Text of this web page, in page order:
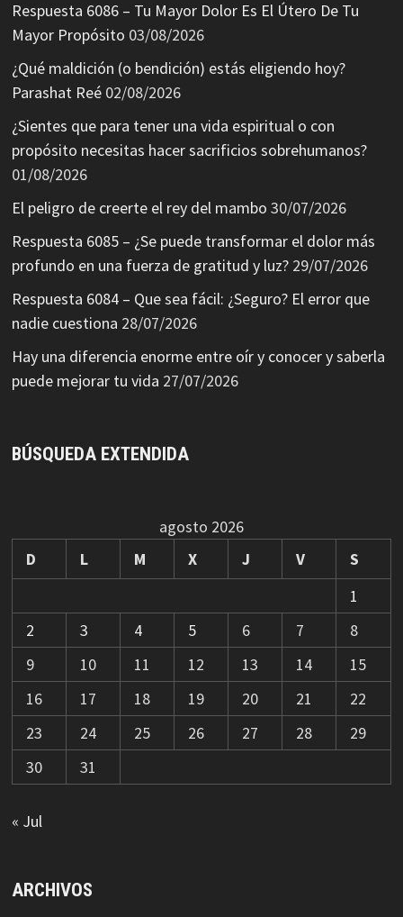
Respuesta 6086 – Tu Mayor Dolor Es El Útero De Tu
Mayor Propósito 03/08/2026
¿Qué maldición (o bendición) estás eligiendo hoy?
Parashat Reé 02/08/2026
¿Sientes que para tener una vida espiritual o con
propósito necesitas hacer sacrificios sobrehumanos?
01/08/2026
El peligro de creerte el rey del mambo 30/07/2026
Respuesta 6085 – ¿Se puede transformar el dolor más
profundo en una fuerza de gratitud y luz? 29/07/2026
Respuesta 6084 – Que sea fácil: ¿Seguro? El error que
nadie cuestiona 28/07/2026
Hay una diferencia enorme entre oír y conocer y saberla
puede mejorar tu vida 27/07/2026
BÚSQUEDA EXTENDIDA
agosto 2026
D
L M X J V
S
1
2
3 4 5 6 7
8
9
10 11 12 13 14
15
16
17 18 19 20 21
22
23
24 25 26 27 28
29
30
31
« Jul
ARCHIVOS